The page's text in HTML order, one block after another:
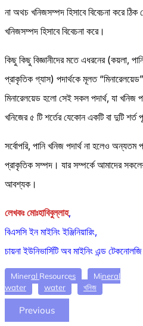
না অথচ খনিজসম্পদ হিসাবে বিবেচনা করে ঠিক
খনিজসম্পদ হিসাবে বিবেচনা করে।
কিছু কিছু বিজ্ঞানীদের মতে এধরনের (কয়লা,
প্রাকৃতিক গ্যাস) পদার্থকে মূলত
মিনারেলয়েড হলো সেই সকল পদার্থ, যা খনিজ
খনিজের ৫ টি শর্তের যেকোন একটি বা দুটি শর্ত
সর্বোপরি, পানি খনিজ পদার্থ না হলেও
প্রাকৃতিক সম্পদ। যার সম্পর্কে আমাদের
আবশ্যক।
লেখকঃ মোঃহাবিবুল্লাহ,
বিএসসি ইন মাইনিং ইঞ্জিনিয়ারিং,
চায়না ইউনিভার্সিটি অব মাইনিং এন্ড টেকনোলজি
Mineral Resources
Mineral
water
water খনিজ
Previous